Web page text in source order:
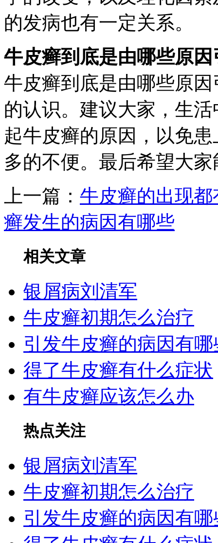
的发病也有一定关系。
牛皮癣到底是由哪些原因
牛皮癣到底是由哪些原
的认识。建议大家，生
起牛皮癣的原因，以免
多的不便。最后希望大
上一篇： 牛皮癣的出现
癣发生的病因有哪些
相关文章
银屑病刘清军
牛皮癣初期怎么治疗
引发牛皮癣的病因有哪
得了牛皮癣有什么症状
有牛皮癣应该怎么办
热点关注
银屑病刘清军
牛皮癣初期怎么治疗
引发牛皮癣的病因有哪